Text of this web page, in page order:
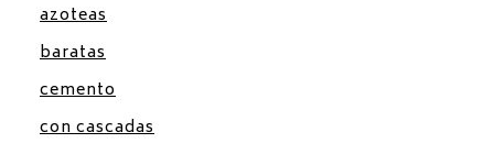
azoteas
baratas
cemento
con cascadas